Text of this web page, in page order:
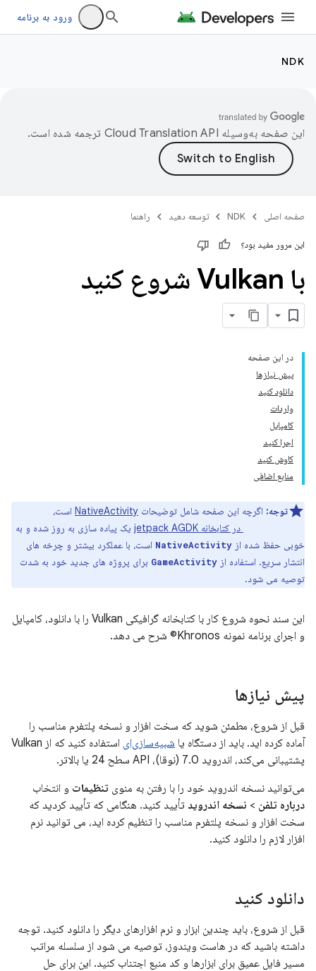
ورود به برنامه
NDK
این صفحه به‌وسیله ترجمه شده است.
صفحه اصلی NDK توسعه دهید راهنما
این مرور مفید بود؟
با Vulkan شروع کنید
در این صفحه
پیش نیازها
دانلود کنید
واردات
کامپایل
اجرا کنید
کاوش کنید
منابع اضافی
توجه: اگرچه این صفحه شامل توضیحات NativeActivity است،
یک پیاده سازی به روز شده و به
خوبی حفظ شده از NativeActivity است، با عملکرد بیشتر و چرخه های
انتشار سریع. استفاده از GameActivity برای پروژه های جدید خود به شدت
توصیه می شود.
این سند نحوه شروع کار با کتابخانه گرافیکی Vulkan را با دانلود، کامپایل
و اجرای برنامه نمونه Khronos© شرح می دهد.
پیش نیازها
قبل از شروع، مطمئن شوید که سخت افزار و نسخه پلتفرم مناسب را
آماده کرده اید. باید از دستگاه یا شبیه‌سازی‌ای
استفاده کنید که از Vulkan
پشتیبانی می‌کند، اندروید 7.0 (نوقا)، API سطح 24 یا بالاتر.
می‌توانید نسخه اندروید خود را با رفتن به منوی تنظیمات و انتخاب
درباره تلفن > نسخه اندروید تأیید کنید. هنگامی که تأیید کردید که
سخت افزار و نسخه پلتفرم مناسب را تنظیم کرده اید، می توانید نرم
افزار لازم را دانلود کنید.
دانلود کنید
قبل از شروع، باید چندین ابزار و نرم افزارهای دیگر را دانلود کنید. توجه
داشته باشید که در هاست ویندوز، توصیه می شود از سلسله مراتب
مسیر فایل عمیق برای ابزارها و کد منبع اجتناب کنید. این برای حل